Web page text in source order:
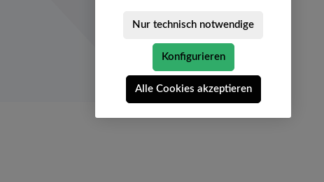
Nur technisch notwendige
Konfigurieren
Alle Cookies akzeptieren